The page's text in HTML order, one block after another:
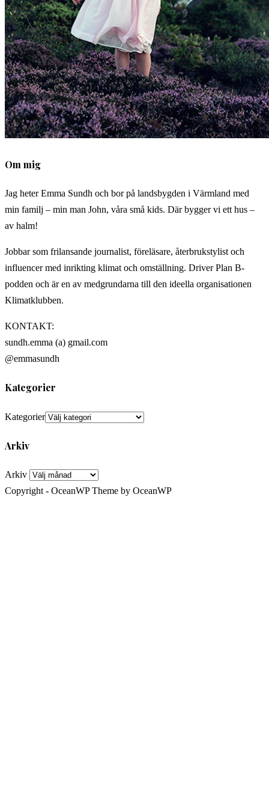
Om mig
Jag heter Emma Sundh och bor på landsbygden i Värmland med
min familj – min man John, våra små kids. Där bygger vi ett hus –
av halm!
Jobbar som frilansande journalist, föreläsare, återbrukstylist och
influencer med inrikting klimat och omställning. Driver Plan B-
podden och är en av medgrundarna till den ideella organisationen
Klimatklubben.
KONTAKT:
sundh.emma (a) gmail.com
@emmasundh
Kategorier
Kategorier
Arkiv
Arkiv
Copyright - OceanWP Theme by OceanWP